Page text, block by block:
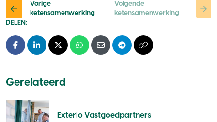
Vorige
ketensamenwerking
Volgende
ketensamenwerking
DELEN:
Facebook
LinkedInX - TwitterWhatsapp
E-mailTelegramKopieer naar
Gerelateerd
Exterio Vastgoedpartners